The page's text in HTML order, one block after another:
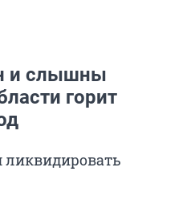
и слышны
горит